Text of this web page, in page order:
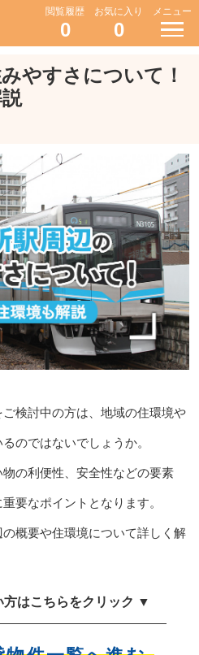
閲覧履歴
0
お気に入り
0
メニュー
やすさについて！
検討中の方は、地域の住環境や
のではないでしょうか。
の利便性、安全性などの要素
要なポイントとなります。
概要や住環境について詳しく解
はこちらをクリック ▼